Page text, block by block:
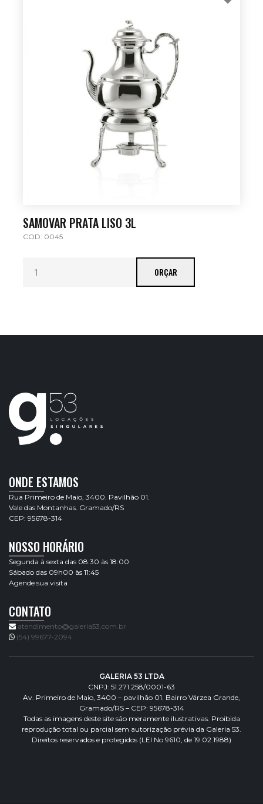
SAMOVAR PRATA LISO 3L
COD: 0045
ORÇAR
ONDE ESTAMOS
Rua Primeiro de Maio, 3400. Pavilhão 01.
Vale das Montanhas. Gramado/RS
CEP: 95678-314
NOSSO HORÁRIO
Segunda à sexta das 08:30 às 18:00
Sábado das 09h00 às 11:45
Agende sua visita
CONTATO
atendimento@galeria53.com.br
(54) 99677-2094
GALERIA 53 LTDA
CNPJ: 51.271.258/0001-63
Av. Primeiro de Maio, 3400 – pavilhão 01. Bairro Várzea Grande,
Gramado/RS – CEP: 95678-314
Todas as imagens deste site são meramente ilustrativas. Proibida
reprodução total ou parcial sem autorização prévia da Galeria 53.
Direitos reservados e protegidos (LEI No 9610, de 19.02.1988)